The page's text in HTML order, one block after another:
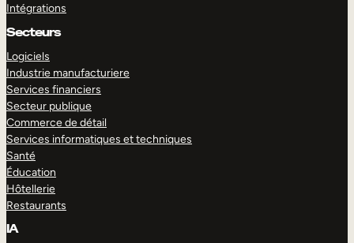
Intégrations
Secteurs
Logiciels
Industrie manufacturiere
Services financiers
Secteur publique
Commerce de détail
Services informatiques et techniques
Santé
Éducation
Hôtellerie
Restaurants
IA